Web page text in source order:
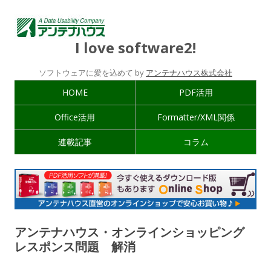
I love software2!
ソフトウェアに愛を込めて by アンテナハウス株式会社
HOME PDF活用
Office活用 Formatter/XML関係
連載記事 コラム
アンテナハウス・オンラインショッピング
レスポンス問題 解消